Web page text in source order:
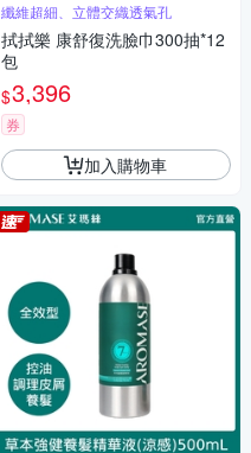
纖維超細、立體交織透氣孔
拭拭樂 康舒復洗臉巾300抽*12
包
$3,396
券
加入購物車